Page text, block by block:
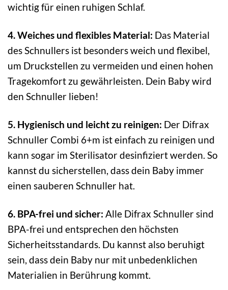
wichtig für einen ruhigen Schlaf.
4. Weiches und flexibles Material: Das Material
des Schnullers ist besonders weich und flexibel,
um Druckstellen zu vermeiden und einen hohen
Tragekomfort zu gewährleisten. Dein Baby wird
den Schnuller lieben!
5. Hygienisch und leicht zu reinigen: Der Difrax
Schnuller Combi 6+m ist einfach zu reinigen und
kann sogar im Sterilisator desinfiziert werden. So
kannst du sicherstellen, dass dein Baby immer
einen sauberen Schnuller hat.
6. BPA-frei und sicher: Alle Difrax Schnuller sind
BPA-frei und entsprechen den höchsten
Sicherheitsstandards. Du kannst also beruhigt
sein, dass dein Baby nur mit unbedenklichen
Materialien in Berührung kommt.